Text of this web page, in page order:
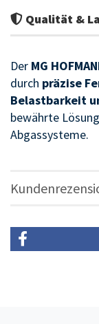
Qualität &
Der MG
durch präzise
Belastbarkeit
bewährte
Abgassysteme.